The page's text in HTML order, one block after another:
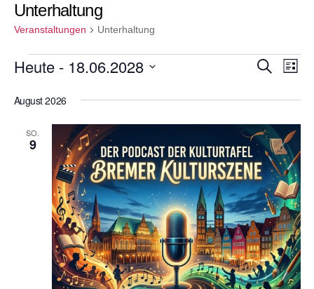
Unterhaltung
Veranstaltungen Unterhaltung
Veranstaltungen
S
h
L
e
Heute - 18.06.2028
a
August 2026
SO.
9